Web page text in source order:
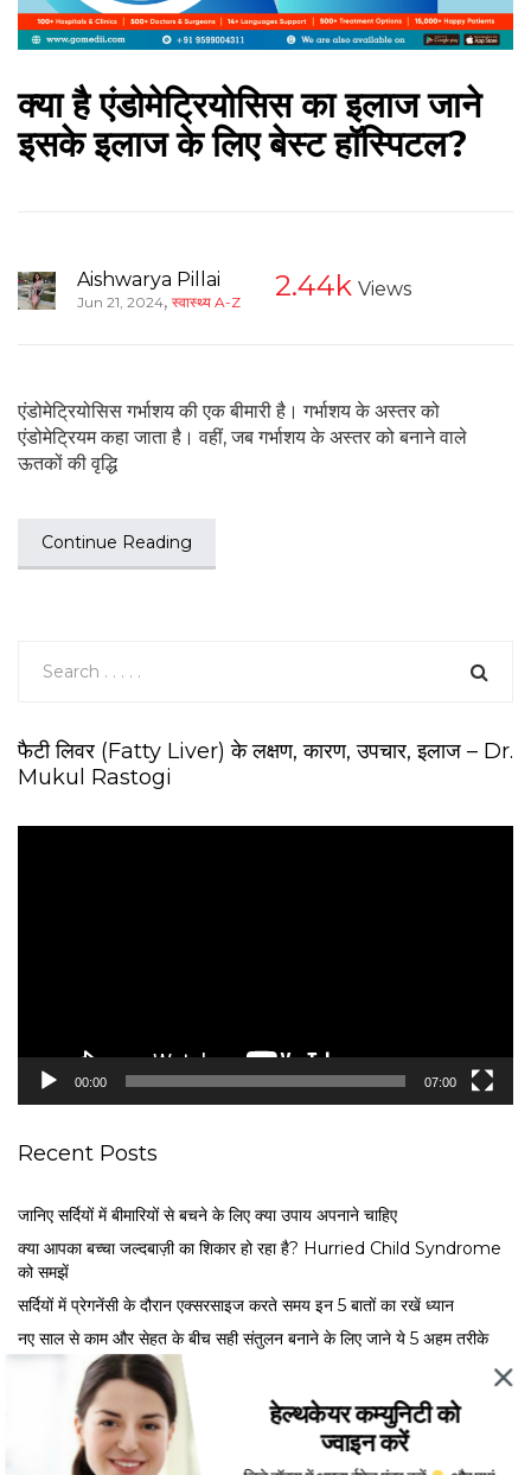
क्या है एंडोमेट्रियोसिस का इलाज जाने
इसके इलाज के लिए बेस्ट हॉस्पिटल?
Aishwarya Pillai
Jun 21, 2024, स्वास्थ्य A-Z 2.44k Views
एंडोमेट्रियोसिस गर्भाशय की एक बीमारी है। गर्भाशय के अस्तर को
एंडोमेट्रियम कहा जाता है। वहीं, जब गर्भाशय के अस्तर को बनाने वाले
ऊतकों की वृद्धि
Continue Reading
फैटी लिवर (Fatty Liver) के लक्षण, कारण, उपचार, इलाज – Dr.
Mukul Rastogi
00:00 07:00
Recent Posts
जानिए सर्दियों में बीमारियों से बचने के लिए क्या उपाय अपनाने चाहिए
क्या आपका बच्चा जल्दबाज़ी का शिकार हो रहा है? Hurried Child Syndrome
को समझें
सर्द‍ियों में प्रेगनेंसी के दौरान एक्सरसाइज करते समय इन 5 बातों का रखें ध्यान
नए साल से काम और सेहत के बीच सही संतुलन बनाने के लिए जाने ये 5 अहम तरीके
मेंस्ट्रुअल फेज के अनुसार खाएं ये फूड्स, जानें एक्सपर्ट से कब क्या खाना है फायदेमंद
हेल्थकेयर कम्युनिटी को
ज्वाइन करें